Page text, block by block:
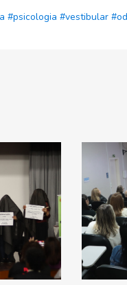
#psicologia #vestibular